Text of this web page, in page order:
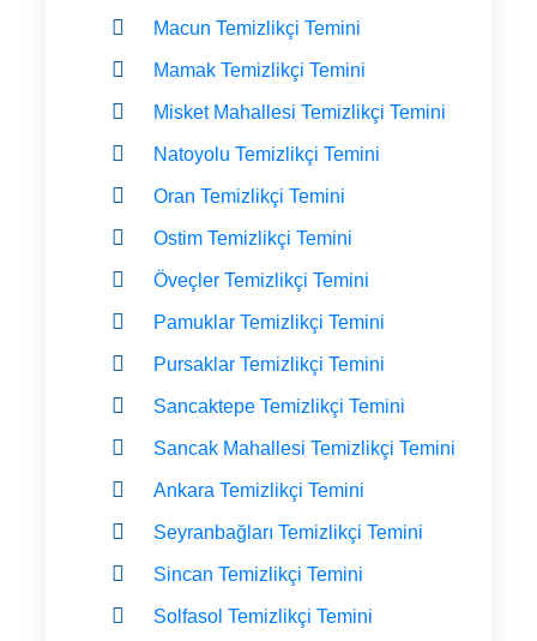
Macun Temizlikçi Temini
Mamak Temizlikçi Temini
Misket Mahallesi Temizlikçi Temini
Natoyolu Temizlikçi Temini
Oran Temizlikçi Temini
Ostim Temizlikçi Temini
Öveçler Temizlikçi Temini
Pamuklar Temizlikçi Temini
Pursaklar Temizlikçi Temini
Sancaktepe Temizlikçi Temini
Sancak Mahallesi Temizlikçi Temini
Ankara Temizlikçi Temini
Seyranbağları Temizlikçi Temini
Sincan Temizlikçi Temini
Solfasol Temizlikçi Temini